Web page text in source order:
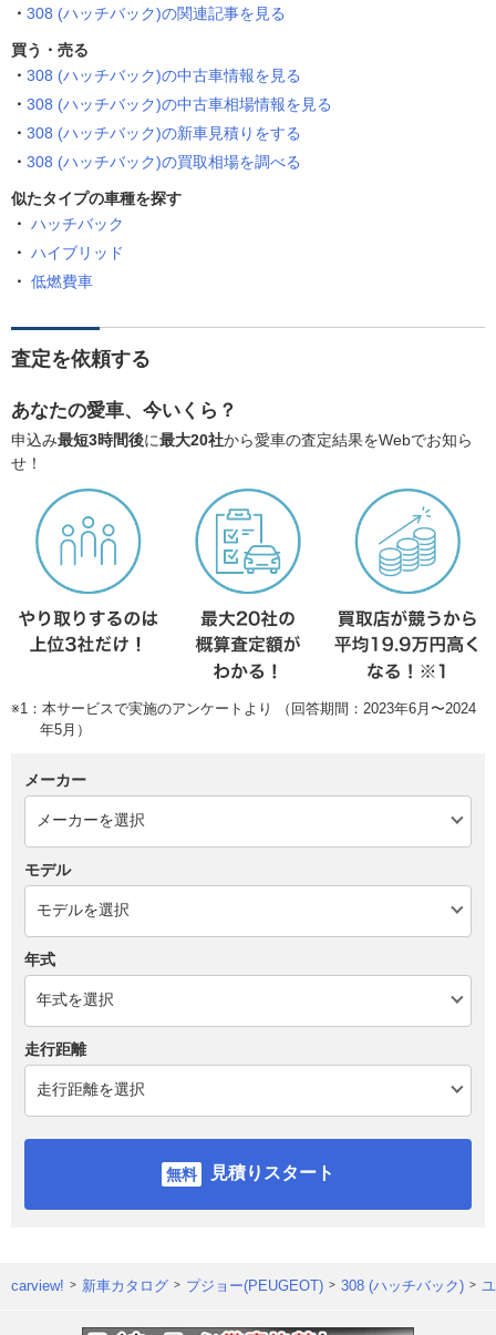
308 (ハッチバック)の関連記事を見る
買う・売る
308 (ハッチバック)の中古車情報を見る
308 (ハッチバック)の中古車相場情報を見る
308 (ハッチバック)の新車見積りをする
308 (ハッチバック)の買取相場を調べる
似たタイプの車種を探す
ハッチバック
ハイブリッド
低燃費車
査定を依頼する
あなたの愛車、今いくら？
申込み最短3時間後に最大20社から愛車の査定結果をWebでお知ら
せ！
※1：本サービスで実施のアンケートより （回答期間：2023年6月〜2024
年5月）
メーカー
モデル
年式
走行距離
見積りスタート
carview! 新車カタログ プジョー(PEUGEOT) 308 (ハッチバック)